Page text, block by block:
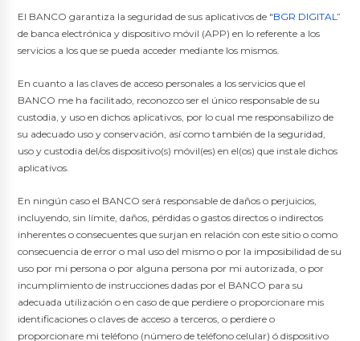
El BANCO garantiza la seguridad de sus aplicativos de "BGR DIGITAL”
de banca electrónica y dispositivo móvil (APP) en lo referente a los
servicios a los que se pueda acceder mediante los mismos.
En cuanto a las claves de acceso personales a los servicios que el
BANCO me ha facilitado, reconozco ser el único responsable de su
custodia, y uso en dichos aplicativos, por lo cual me responsabilizo de
su adecuado uso y conservación, así como también de la seguridad,
uso y custodia del/os dispositivo(s) móvil(es) en el(os) que instale dichos
aplicativos.
En ningún caso el BANCO será responsable de daños o perjuicios,
incluyendo, sin límite, daños, pérdidas o gastos directos o indirectos
inherentes o consecuentes que surjan en relación con este sitio o como
consecuencia de error o mal uso del mismo o por la imposibilidad de su
uso por mi persona o por alguna persona por mi autorizada, o por
incumplimiento de instrucciones dadas por el BANCO para su
adecuada utilización o en caso de que perdiere o proporcionare mis
identificaciones o claves de acceso a terceros, o perdiere o
proporcionare mi teléfono (número de teléfono celular) ó dispositivo